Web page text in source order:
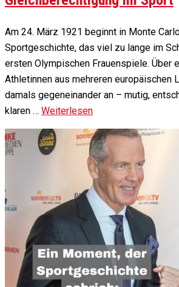
Am 24. März 1921 beginnt in Monte
Sportgeschichte, das viel zu lange im
ersten Olympischen Frauenspiele. Über
Athletinnen aus mehreren europäischen
damals gegeneinander an – mutig,
klaren … Weiterlesen